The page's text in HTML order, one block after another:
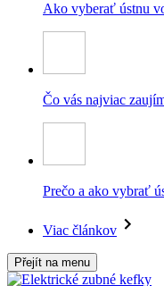
Ako vyberať ústnu
Čo vás najviac
Prečo a ako vybrať
Viac článkov
Přejít na menu